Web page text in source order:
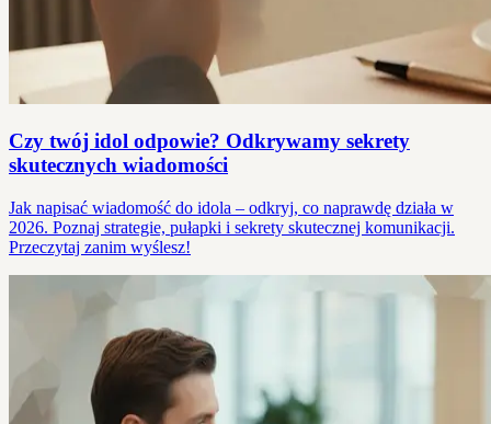
Czy twój idol odpowie? Odkrywamy sekrety
skutecznych wiadomości
Jak napisać wiadomość do idola – odkryj, co naprawdę działa w
2026. Poznaj strategie, pułapki i sekrety skutecznej komunikacji.
Przeczytaj zanim wyślesz!